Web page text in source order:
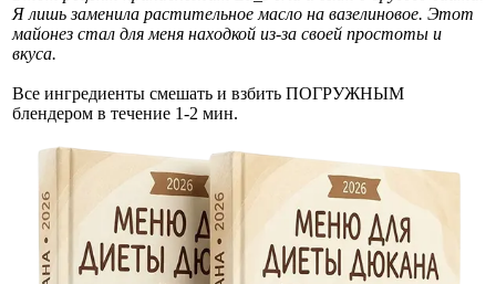
Я лишь заменила растительное масло на вазелиновое. Этот
майонез стал для меня находкой из-за своей простоты и
вкуса.
Все ингредиенты смешать и взбить ПОГРУЖНЫМ
блендером в течение 1-2 мин.